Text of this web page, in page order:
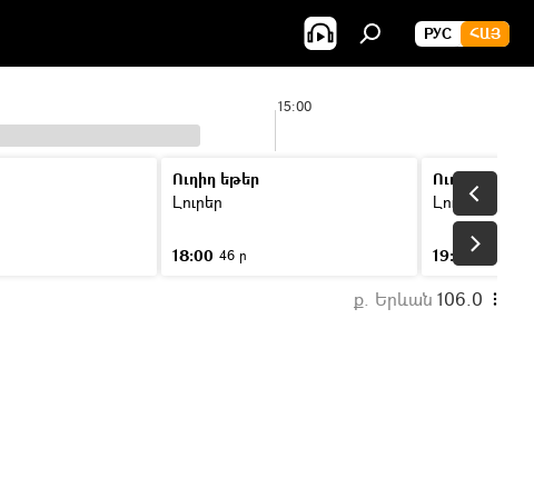
РУС ՀԱՅ
15:00
Ուղիղ եթեր
Լուրեր
18:00 46 ր
Ուղիղ եթեր
Լուրեր
19:00
ք. Երևան 106.0